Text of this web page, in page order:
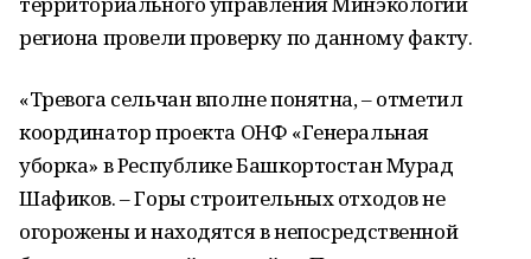
региона провели проверку по данному факту.
«Тревога сельчан вполне понятна, – отметил
координатор проекта ОНФ «Генеральная
уборка» в Республике Башкортостан Мурад
Шафиков. – Горы строительных отходов не
огорожены и находятся в непосредственной